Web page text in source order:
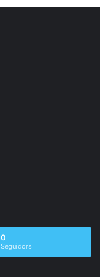
0
Seguidors